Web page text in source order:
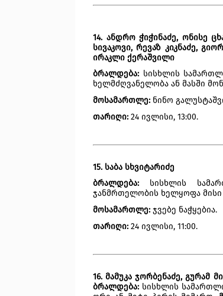
14. ანდრო ჭიჭინაძე, ონისე
სივაკოვი, რევაზ კიკნაძე,
ირაკლი ქერაშვილი
ბრალდება: სისხლის
ხელმძღვანელობა ან მასში
მოსამართლე: ნინო
თარიღი: 24 ივლისი, 13:00.
15. საბა სხვიტარიძე
ბრალდება: სისხლის
ჯანმრთელობის ხელყოფა მისი
მოსამართლე: ჯვებე ნაჭყებია.
თარიღი: 24 ივლისი, 11:00.
16. მამუკა ჯორბენაძე, გურამ
ბრალდება: სისხლის